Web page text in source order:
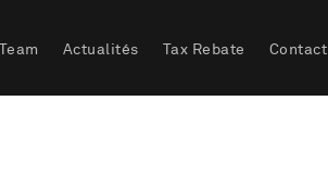
Team Actualités Tax Rebate Contact